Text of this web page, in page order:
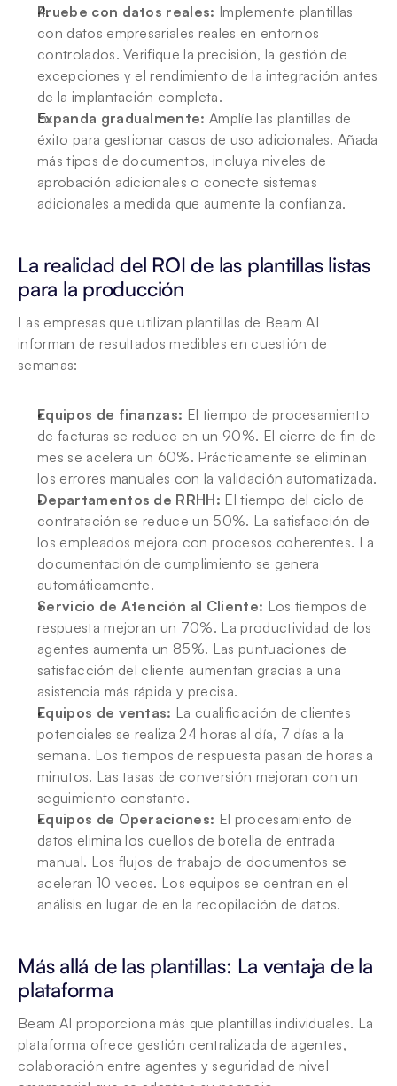
Pruebe con datos reales: Implemente plantillas
con datos empresariales reales en entornos
controlados. Verifique la precisión, la gestión de
excepciones y el rendimiento de la integración antes
de la implantación completa.
Expanda gradualmente: Amplíe las plantillas de
éxito para gestionar casos de uso adicionales. Añada
más tipos de documentos, incluya niveles de
aprobación adicionales o conecte sistemas
adicionales a medida que aumente la confianza.
La realidad del ROI de las plantillas listas
para la producción
Las empresas que utilizan plantillas de Beam AI
informan de resultados medibles en cuestión de
semanas:
Equipos de finanzas: El tiempo de procesamiento
de facturas se reduce en un 90%. El cierre de fin de
mes se acelera un 60%. Prácticamente se eliminan
los errores manuales con la validación automatizada.
Departamentos de RRHH: El tiempo del ciclo de
contratación se reduce un 50%. La satisfacción de
los empleados mejora con procesos coherentes. La
documentación de cumplimiento se genera
automáticamente.
Servicio de Atención al Cliente: Los tiempos de
respuesta mejoran un 70%. La productividad de los
agentes aumenta un 85%. Las puntuaciones de
satisfacción del cliente aumentan gracias a una
asistencia más rápida y precisa.
Equipos de ventas: La cualificación de clientes
potenciales se realiza 24 horas al día, 7 días a la
semana. Los tiempos de respuesta pasan de horas a
minutos. Las tasas de conversión mejoran con un
seguimiento constante.
Equipos de Operaciones: El procesamiento de
datos elimina los cuellos de botella de entrada
manual. Los flujos de trabajo de documentos se
aceleran 10 veces. Los equipos se centran en el
análisis en lugar de en la recopilación de datos.
Más allá de las plantillas: La ventaja de la
plataforma
Beam AI proporciona más que plantillas individuales. La
plataforma ofrece gestión centralizada de agentes,
colaboración entre agentes y seguridad de nivel